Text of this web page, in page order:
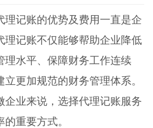
理记账的优势及费用一直是企
理记账不仅能够帮助企业降低
理水平、保障财务工作连续
更加规范的财务管理体系。
企业来说，选择代理记账服务
重要方式。